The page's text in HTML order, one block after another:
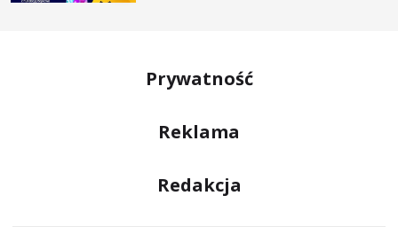
Prywatność
Reklama
Redakcja